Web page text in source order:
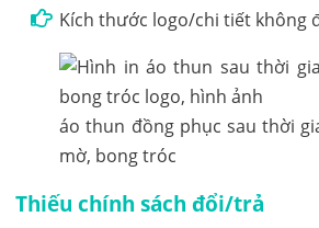
Kích thước logo/chi tiết không
áo thun đồng phục sau thời
mờ, bong tróc
Thiếu chính sách đổi/trả